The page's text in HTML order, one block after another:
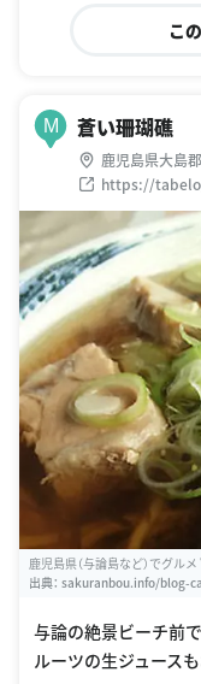
こ
M 蒼い珊瑚礁
鹿児島県大島
https://
4/
鹿児島県（与論島など）でグル
出典： sakuranbou.info/blog-
与論の絶景ビーチ前
ルーツの生ジュース